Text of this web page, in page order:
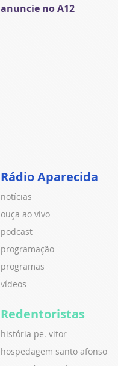
anuncie no A12
Rádio Aparecida
notícias
ouça ao vivo
podcast
programação
programas
vídeos
Redentoristas
história pe. vitor
hospedagem santo afonso